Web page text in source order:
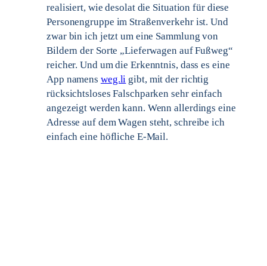
realisiert, wie desolat die Situation für diese
Personengruppe im Straßenverkehr ist. Und
zwar bin ich jetzt um eine Sammlung von
Bildern der Sorte „Lieferwagen auf Fußweg“
reicher. Und um die Erkenntnis, dass es eine
App namens weg.li gibt, mit der richtig
rücksichtsloses Falschparken sehr einfach
angezeigt werden kann. Wenn allerdings eine
Adresse auf dem Wagen steht, schreibe ich
einfach eine höfliche E-Mail.